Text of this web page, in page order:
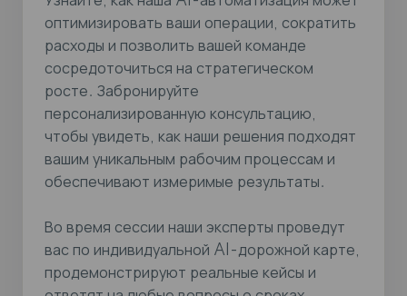
оптимизировать ваши операции, сократить
расходы и позволить вашей команде
сосредоточиться на стратегическом
росте. Забронируйте
персонализированную консультацию,
чтобы увидеть, как наши решения подходят
вашим уникальным рабочим процессам и
обеспечивают измеримые результаты.
Во время сессии наши эксперты проведут
вас по индивидуальной AI-дорожной карте,
продемонстрируют реальные кейсы и